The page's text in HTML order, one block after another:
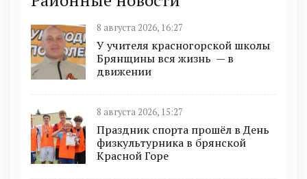
8 августа 2026, 16:27
У учителя красногорской школы
Брянщины вся жизнь — в
движении
8 августа 2026, 15:27
Праздник спорта прошёл в День
физкультурника в брянской
Красной Горе